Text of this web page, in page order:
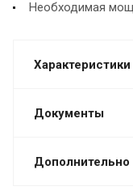
Необходимая
Характеристики
Документы
Дополнительно